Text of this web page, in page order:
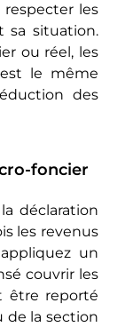
respecter les
sa situation.
ou réel, les
le même
des
foncier
déclaration
les revenus
un
couvrir les
être reporté
de la section